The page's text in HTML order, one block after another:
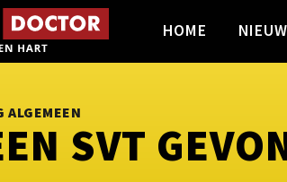
HOME
ALGEMEEN
SVT